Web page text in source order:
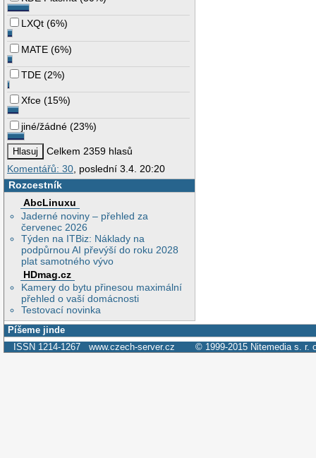
LXQt (6%)
MATE (6%)
TDE (2%)
Xfce (15%)
jiné/žádné (23%)
Celkem 2359 hlasů
Komentářů: 30, poslední 3.4. 20:20
Rozcestník
AbcLinuxu
Jaderné noviny – přehled za
červenec 2026
Týden na ITBiz: Náklady na
podpůrnou AI převýší do roku 2028
plat samotného vývo
HDmag.cz
Kamery do bytu přinesou maximální
přehled o vaší domácnosti
Testovací novinka
Píšeme jinde
ISSN 1214-1267 www.czech-server.cz © 1999-2015 Nitemedia s. r.